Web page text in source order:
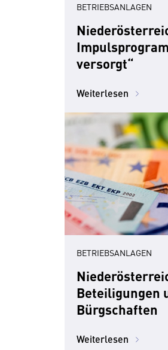
BETRIEBSANLAGEN
versorgt“
Weiterlesen
BETRIEBSANLAGEN
Beteiligungen
Bürgschaften
Weiterlesen